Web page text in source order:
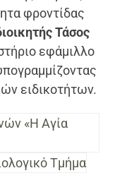
φροντίδας
Τάσος
εφάμιλλο
ειδικοτήτων.
«Η Αγία
Τμήμα